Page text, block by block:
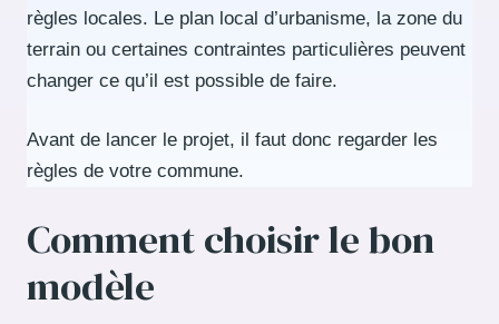
règles locales. Le plan local d’urbanisme, la zone du
terrain ou certaines contraintes particulières peuvent
changer ce qu’il est possible de faire.
Avant de lancer le projet, il faut donc regarder les
règles de votre commune.
Comment choisir le bon
modèle